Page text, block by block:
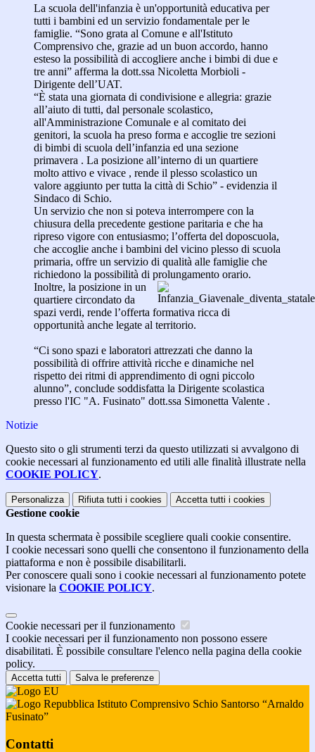
La scuola dell'infanzia è un'opportunità educativa per
tutti i bambini ed un servizio fondamentale per le
famiglie. “Sono grata al Comune e all'Istituto
Comprensivo che, grazie ad un buon accordo, hanno
esteso la possibilità di accogliere anche i bimbi di due e
tre anni” afferma la dott.ssa Nicoletta Morbioli -
Dirigente dell’UAT.
“È stata una giornata di condivisione e allegria: grazie
all’aiuto di tutti, dal personale scolastico,
all'Amministrazione Comunale e al comitato dei
genitori, la scuola ha preso forma e accoglie tre sezioni
di bimbi di scuola dell’infanzia ed una sezione
primavera . La posizione all’interno di un quartiere
molto attivo e vivace , rende il plesso scolastico un
valore aggiunto per tutta la città di Schio” - evidenzia il
Sindaco di Schio.
Un servizio che non si poteva interrompere con la
chiusura della precedente gestione paritaria e che ha
ripreso vigore con entusiasmo; l’offerta del doposcuola,
che accoglie anche i bambini del vicino plesso di scuola
primaria, offre un servizio di qualità alle famiglie che
richiedono la possibilità di prolungamento orario.
Inoltre, la posizione in un
quartiere circondato da
spazi verdi, rende l’offerta formativa ricca di
opportunità anche legate al territorio.
“Ci sono spazi e laboratori attrezzati che danno la
possibilità di offrire attività ricche e dinamiche nel
rispetto dei ritmi di apprendimento di ogni piccolo
alunno”, conclude soddisfatta la Dirigente scolastica
presso l'IC "A. Fusinato" dott.ssa Simonetta Valente .
Notizie
Questo sito o gli strumenti terzi da questo utilizzati si avvalgono di
cookie necessari al funzionamento ed utili alle finalità illustrate nella
COOKIE POLICY.
Personalizza Rifiuta tutti i cookies Accetta tutti i cookies
Gestione cookie
In questa schermata è possibile scegliere quali cookie consentire.
I cookie necessari sono quelli che consentono il funzionamento della
piattaforma e non è possibile disabilitarli.
Per conoscere quali sono i cookie necessari al funzionamento potete
visionare la COOKIE POLICY.
Cookie necessari per il funzionamento
I cookie necessari per il funzionamento non possono essere
disabilitati. È possibile consultare l'elenco nella pagina della cookie
policy.
Accetta tutti Salva le preferenze
Istituto Comprensivo Schio Santorso “Arnaldo
Fusinato”
Contatti